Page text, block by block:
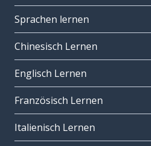
Sprachen lernen
Chinesisch Lernen
Englisch Lernen
Französisch Lernen
Italienisch Lernen